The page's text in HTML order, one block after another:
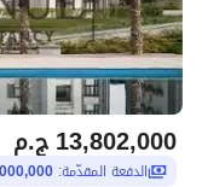
ج.م13,802,000
الدفعة المقدّمة: 4,000,000